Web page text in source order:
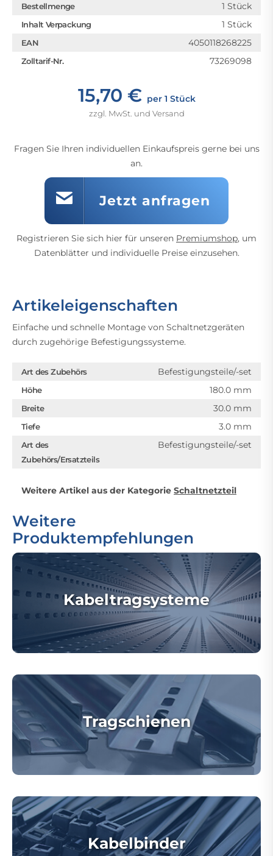
Bestellmenge 1 Stück
Inhalt Verpackung 1 Stück
EAN 4050118268225
Zolltarif-Nr. 73269098
15,70 € per 1 Stück
zzgl. MwSt. und Versand
Fragen Sie Ihren individuellen Einkaufspreis gerne bei uns
an.
Jetzt anfragen
Registrieren Sie sich hier für unseren Premiumshop, um
Datenblätter und individuelle Preise einzusehen.
Artikeleigenschaften
Einfache und schnelle Montage von Schaltnetzgeräten
durch zugehörige Befestigungssysteme.
Art des Zubehörs Befestigungsteile/-set
Höhe 180.0 mm
Breite 30.0 mm
Tiefe 3.0 mm
Art des
Zubehörs/Ersatzteils
Befestigungsteile/-set
Weitere Artikel aus der Kategorie Schaltnetzteil
Weitere
Produktempfehlungen
Kabeltragsysteme
Tragschienen
Kabelbinder